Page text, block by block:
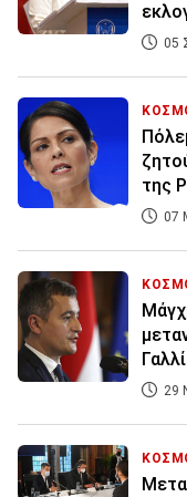
05
της
07
29